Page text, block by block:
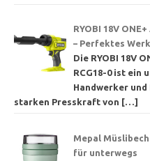
RYOBI 18V
– Perfektes
Die RYOBI 18V
RCG18-0 ist ein
Handwerker
starken Presskraft von […]
Mepal
für unterwegs